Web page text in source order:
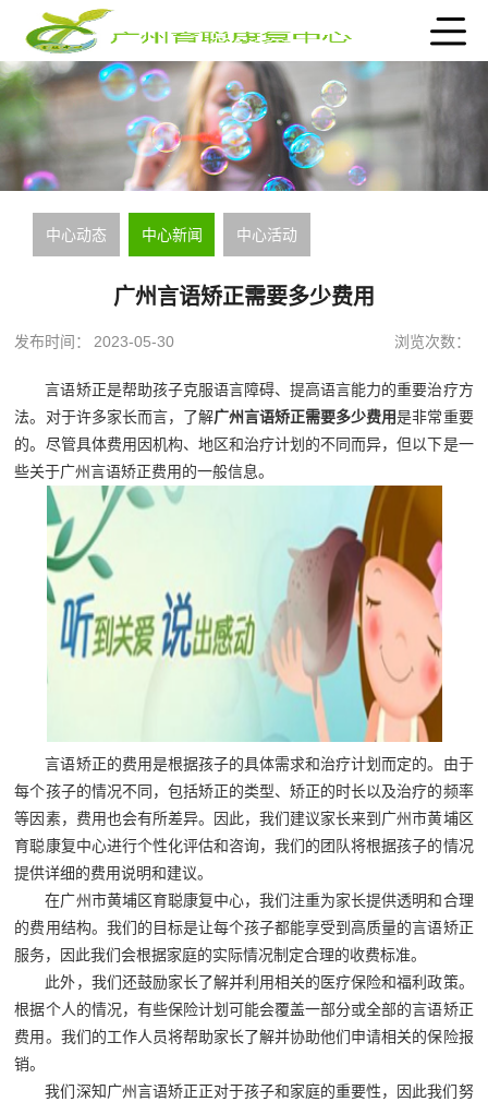
中心动态 中心新闻 中心活动
广州言语矫正需要多少费用
发布时间： 2023-05-30 浏览次数：
言语矫正是帮助孩子克服语言障碍、提高语言能力的重要治疗方
法。对于许多家长而言，了解广州言语矫正需要多少费用是非常重要
的。尽管具体费用因机构、地区和治疗计划的不同而异，但以下是一
些关于广州言语矫正费用的一般信息。
言语矫正的费用是根据孩子的具体需求和治疗计划而定的。由于
每个孩子的情况不同，包括矫正的类型、矫正的时长以及治疗的频率
等因素，费用也会有所差异。因此，我们建议家长来到广州市黄埔区
育聪康复中心进行个性化评估和咨询，我们的团队将根据孩子的情况
提供详细的费用说明和建议。
在广州市黄埔区育聪康复中心，我们注重为家长提供透明和合理
的费用结构。我们的目标是让每个孩子都能享受到高质量的言语矫正
服务，因此我们会根据家庭的实际情况制定合理的收费标准。
此外，我们还鼓励家长了解并利用相关的医疗保险和福利政策。
根据个人的情况，有些保险计划可能会覆盖一部分或全部的言语矫正
费用。我们的工作人员将帮助家长了解并协助他们申请相关的保险报
销。
我们深知广州言语矫正‍正对于孩子和家庭的重要性，因此我们努